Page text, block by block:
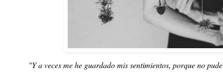
"Y a veces me he guardado mis sentimientos, porque no